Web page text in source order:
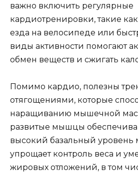
важно включить регулярные
кардиотренировки, такие
езда на велосипеде или
виды активности помогают
обмен веществ и сжигать
Помимо кардио, полезны
отягощениями, которые
наращиванию мышечной
развитые мышцы
высокий базальный уровень
упрощает контроль веса и
жировых отложений, в том